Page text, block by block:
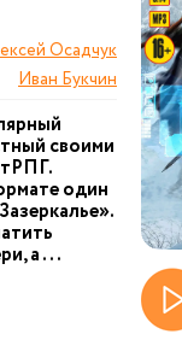
Осадчук
Иван Букчин
своими
один
а ...